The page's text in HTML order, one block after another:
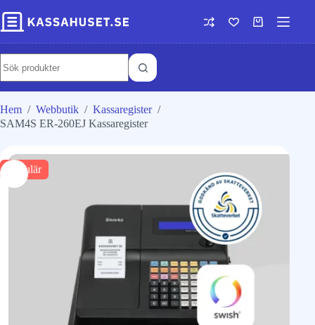
Hem / Webbutik / Kassaregister /
SAM4S ER-260EJ Kassaregister
Populär